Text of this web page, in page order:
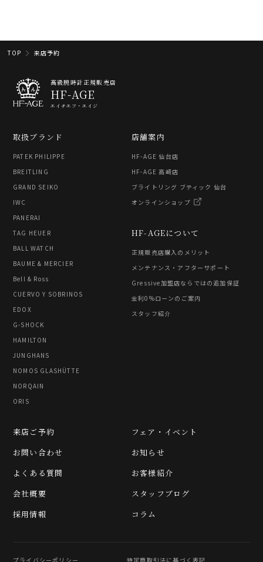
TOP 来店予約
高級腕時計正規販売店
HF-AGE
エイチエフ・エイジ
取扱ブランド
PATEK PHILIPPE
BREITLING
GRAND SEIKO
IWC
PANERAI
TAG HEUER
BALL WATCH
BAUME & MERCIER
Bell & Ross
CUERVO Y SOBRINOS
EDOX
G-SHOCK
HAMILTON
JUNGHANS
NOMOS GLASHÜTTE
NORQAIN
ORIS
HF-AGEについて
正規販売店購入のメリット
メンテナンス・アフターサポート
Gressive加盟店ならではの追加保証
金利0%ローンのご案内
スタッフ紹介
店舗案内
HF-AGE 仙台店
HF-AGE 高崎店
ブライトリング ブティック 仙台
オンラインショップ
フェア・イベント
お知らせ
お客様紹介
スタッフブログ
コラム
来店ご予約
お問い合わせ
よくある質問
会社概要
採用情報
プライバシーポリシー 特定商取引法に基づく表記